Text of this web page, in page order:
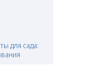
для сада: